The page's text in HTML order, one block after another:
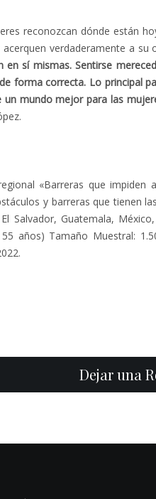
reconozcan dónde están
verdaderamente a su
en sí mismas. Sentirse
forma correcta. Lo principal
un mundo mejor para las
«Barreras que
y barreras que tienen
Salvador, Guatemala,
años) Tamaño Muestral:
Dejar una